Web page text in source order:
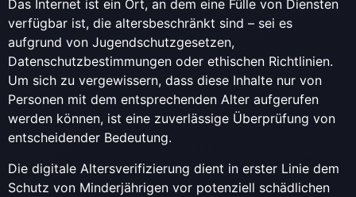
Das Internet ist ein Ort, an dem eine Fülle von Diensten
verfügbar ist, die altersbeschränkt sind – sei es
aufgrund von Jugendschutzgesetzen,
Datenschutzbestimmungen oder ethischen Richtlinien.
Um sich zu vergewissern, dass diese Inhalte nur von
Personen mit dem entsprechenden Alter aufgerufen
werden können, ist eine zuverlässige Überprüfung von
entscheidender Bedeutung.
Die digitale Altersverifizierung dient in erster Linie dem
Schutz von Minderjährigen vor potenziell schädlichen